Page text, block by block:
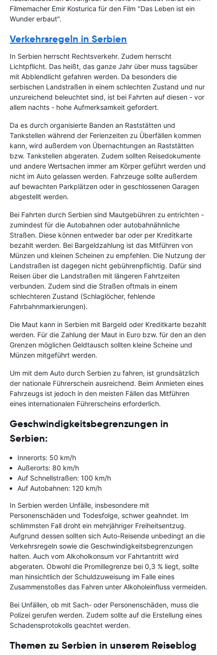
Filmemacher Emir Kosturica für den Film "Das Leben ist ein
Wunder erbaut".
Verkehrsregeln in Serbien
In Serbien herrscht Rechtsverkehr. Zudem herrscht
Lichtpflicht. Das heißt, das ganze Jahr über muss tagsüber
mit Abblendlicht gefahren werden. Da besonders die
serbischen Landstraßen in einem schlechten Zustand und nur
unzureichend beleuchtet sind, ist bei Fahrten auf diesen - vor
allem nachts - hohe Aufmerksamkeit gefordert.
Da es durch organisierte Banden an Raststätten und
Tankstellen während der Ferienzeiten zu Überfällen kommen
kann, wird außerdem von Übernachtungen an Raststätten
bzw. Tankstellen abgeraten. Zudem sollten Reisedokumente
und andere Wertsachen immer am Körper geführt werden und
nicht im Auto gelassen werden. Fahrzeuge sollte außerdem
auf bewachten Parkplätzen oder in geschlossenen Garagen
abgestellt werden.
Bei Fahrten durch Serbien sind Mautgebühren zu entrichten -
zumindest für die Autobahnen oder autobahnähnliche
Straßen. Diese können entweder bar oder per Kreditkarte
bezahlt werden. Bei Bargeldzahlung ist das Mitführen von
Münzen und kleinen Scheinen zu empfehlen. Die Nutzung der
Landstraßen ist dagegen nicht gebührenpflichtig. Dafür sind
Reisen über die Landstraßen mit längeren Fahrtzeiten
verbunden. Zudem sind die Straßen oftmals in einem
schlechteren Zustand (Schlaglöcher, fehlende
Fahrbahnmarkierungen).
Die Maut kann in Serbien mit Bargeld oder Kreditkarte bezahlt
werden. Für die Zahlung der Maut in Euro bzw. für den an den
Grenzen möglichen Geldtausch sollten kleine Scheine und
Münzen mitgeführt werden.
Um mit dem Auto durch Serbien zu fahren, ist grundsätzlich
der nationale Führerschein ausreichend. Beim Anmieten eines
Fahrzeugs ist jedoch in den meisten Fällen das Mitführen
eines internationalen Führerscheins erforderlich.
Geschwindigkeitsbegrenzungen in
Serbien:
Innerorts: 50 km/h
Außerorts: 80 km/h
Auf Schnellstraßen: 100 km/h
Auf Autobahnen: 120 km/h
In Serbien werden Unfälle, insbesondere mit
Personenschäden und Todesfolge, schwer geahndet. Im
schlimmsten Fall droht ein mehrjähriger Freiheitsentzug.
Aufgrund dessen sollten sich Auto-Reisende unbedingt an die
Verkehrsregeln sowie die Geschwindigkeitsbegrenzungen
halten. Auch vom Alkoholkonsum vor Fahrtantritt wird
abgeraten. Obwohl die Promillegrenze bei 0,3 % liegt, sollte
man hinsichtlich der Schuldzuweisung im Falle eines
Zusammenstoßes das Fahren unter Alkoholeinfluss vermeiden.
Bei Unfällen, ob mit Sach- oder Personenschäden, muss die
Polizei gerufen werden. Zudem sollte auf die Erstellung eines
Schadensprotokolls geachtet werden.
Themen zu Serbien in unserem Reiseblog